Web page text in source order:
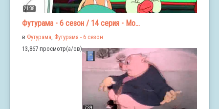
21:38
Футурама - 6 сезон / 14 серия - Мо...
в Футурама, Футурама - 6 сезон
13,867 просмотр(а/ов)
7:39